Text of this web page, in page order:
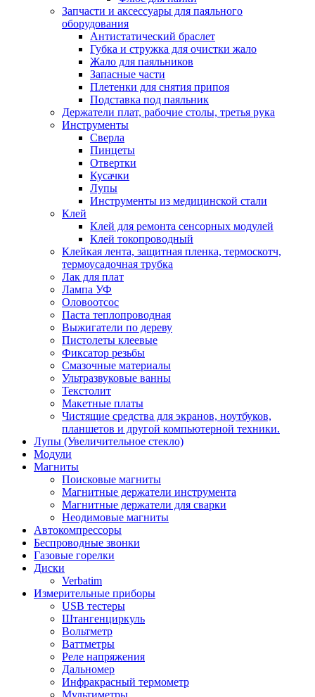
Запчасти и аксессуары для паяльного
оборудования
Антистатический браслет
Губка и стружка для очистки жало
Жало для паяльников
Запасные части
Плетенки для снятия припоя
Подставка под паяльник
Держатели плат, рабочие столы, третья рука
Инструменты
Сверла
Пинцеты
Отвертки
Кусачки
Лупы
Инструменты из медицинской стали
Клей
Клей для ремонта сенсорных модулей
Клей токопроводный
Клейкая лента, защитная пленка, термоскотч,
термоусадочная трубка
Лак для плат
Лампа УФ
Оловоотсос
Паста теплопроводная
Выжигатели по дереву
Пистолеты клеевые
Фиксатор резьбы
Смазочные материалы
Ультразвуковые ванны
Текстолит
Макетные платы
Чистящие средства для экранов, ноутбуков,
планшетов и другой компьютерной техники.
Лупы (Увеличительное стекло)
Модули
Магниты
Поисковые магниты
Магнитные держатели инструмента
Магнитные держатели для сварки
Неодимовые магниты
Автокомпрессоры
Беспроводные звонки
Газовые горелки
Диски
Verbatim
Измерительные приборы
USB тестеры
Штангенциркуль
Вольтметр
Ваттметры
Реле напряжения
Дальномер
Инфракрасный термометр
Мультиметры